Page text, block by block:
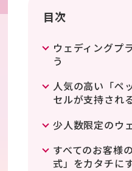
目次
ウェディングプ
う
人気の高い「ペ
セルが支持され
少人数限定のウ
すべてのお客様
式」をカタチに